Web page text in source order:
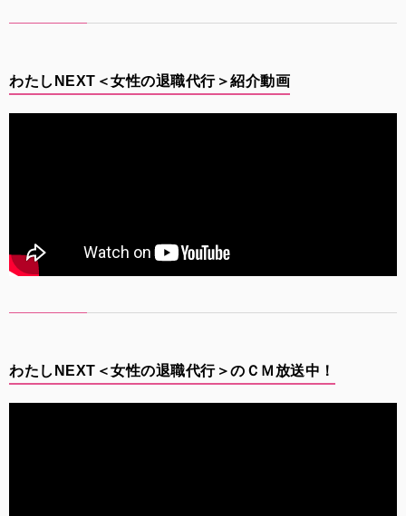
わたしNEXT＜女性の退職代行＞紹介動画
わたしNEXT＜女性の退職代行＞のＣＭ放送中！